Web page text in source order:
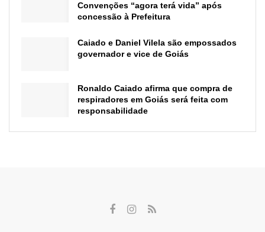
Convenções “agora terá vida” após
concessão à Prefeitura
Caiado e Daniel Vilela são empossados
governador e vice de Goiás
Ronaldo Caiado afirma que compra de
respiradores em Goiás será feita com
responsabilidade